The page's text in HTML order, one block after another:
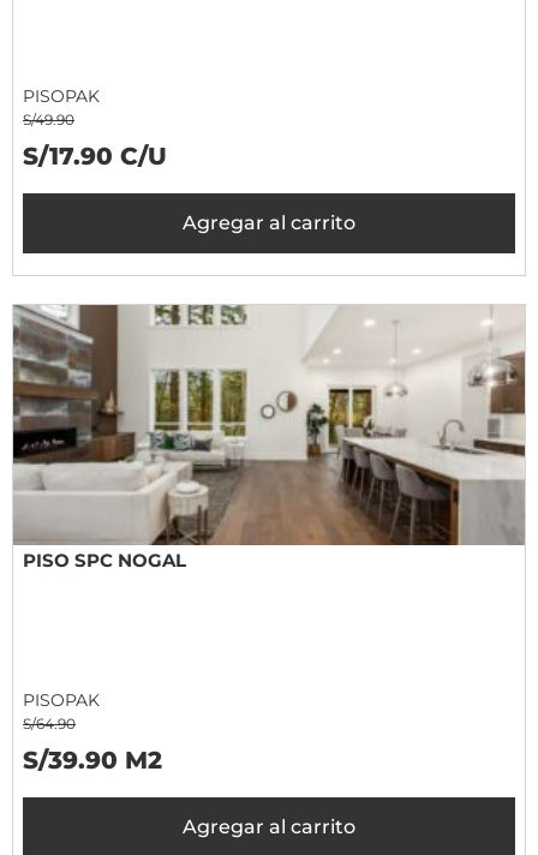
PISOPAK
S/49.90
S/17.90 C/U
Agregar al carrito
PISO SPC NOGAL
PISOPAK
S/64.90
S/39.90 M2
Agregar al carrito